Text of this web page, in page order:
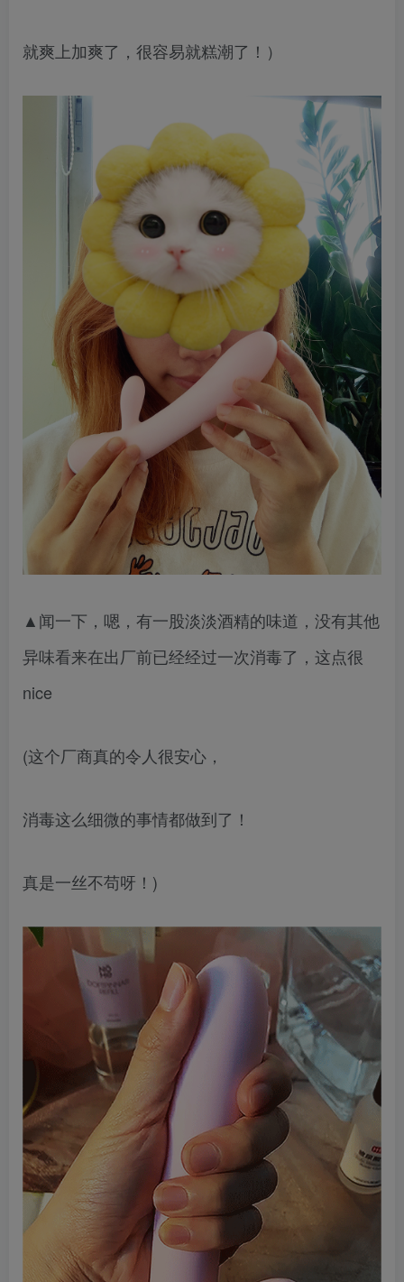
就爽上加爽了，很容易就糕潮了！）
▲闻一下，嗯，有一股淡淡酒精的味道，没有其他
异味看来在出厂前已经经过一次消毒了，这点很
nice
(这个厂商真的令人很安心，
消毒这么细微的事情都做到了！
真是一丝不苟呀！)